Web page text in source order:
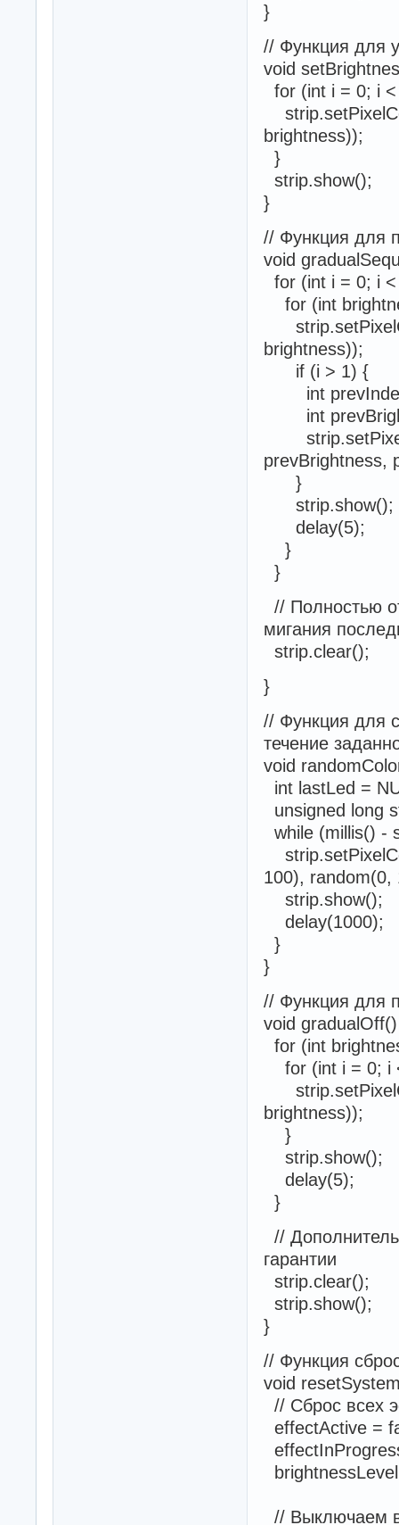
}
// Функция для
void
for (int i = 0; i
brightness));
}
strip.show();
}
// Функция для
void
for (int i = 0; i
for (int
brightness));
if (i > 1) {
int
int
prevBrightness,
}
strip.show();
delay(5);
}
}
// Полностью
мигания
strip.clear();
}
// Функция для
течение
void
int lastLed =
unsigned long
while (millis() -
100), random(0,
strip.show();
delay(1000);
}
}
// Функция для
void
for (int
for (int i = 0; i
brightness));
}
strip.show();
delay(5);
}
//
гарантии
strip.clear();
strip.show();
}
// Функция
void
// Сброс всех
effectActive =
// Выключаем